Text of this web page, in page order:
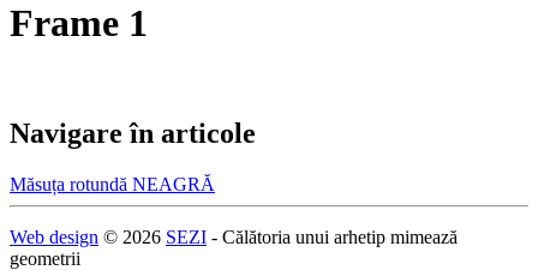
Frame 1
Navigare în articole
Măsuța rotundă NEAGRĂ
Web design © 2026 SEZI - Călătoria unui arhetip mimează
geometrii